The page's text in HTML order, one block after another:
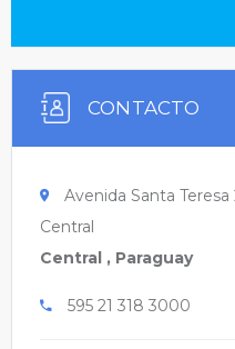
CONTACTO
Avenida Santa Teresa
Central
Central , Paraguay
595 21 318 3000